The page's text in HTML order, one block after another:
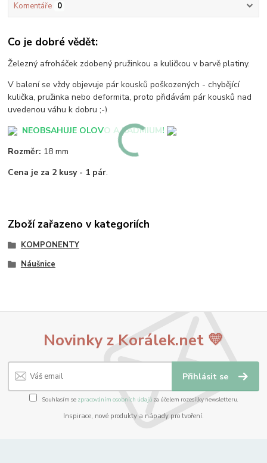
Komentáře 0
Co je dobré vědět:
Železný afroháček zdobený pružinkou a kuličkou v barvě platiny.
V balení se vždy objevuje pár kousků poškozených - chybějící
kulička, pružinka nebo deformita, proto přidávám pár kousků nad
uvedenou váhu k dobru ;-).
NEOBSAHUJE OLOVO A KADMIUM!
Rozměr: 18 mm
Cena je za 2 kusy - 1 pár.
Zboží zařazeno v kategoriích
KOMPONENTY
Náušnice
Novinky z Korálek.net 💛
Přihlásit se
Souhlasím se zpracováním osobních údajůza účelem rozesílky newsletteru.
Inspirace, nové produkty a nápady pro tvoření.